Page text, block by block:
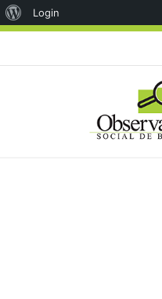
Sobre
Login